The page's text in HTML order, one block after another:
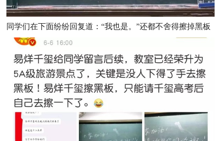
同学们在下面纷纷回复道：“我也是。”还都不舍得擦掉黑板